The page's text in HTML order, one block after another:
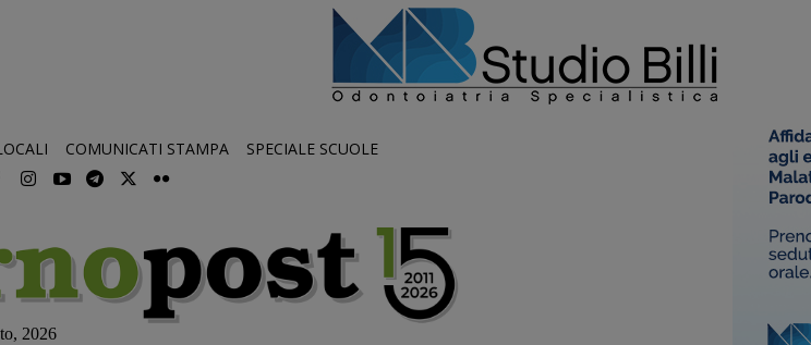
COMUNICATI STAMPA SPECIALE SCUOLE
2026